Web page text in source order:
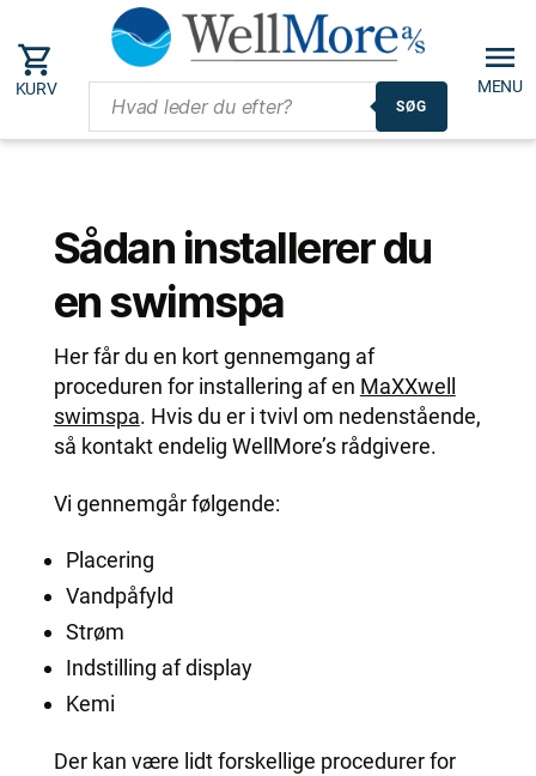
SØG
KURV MENU
Sådan installerer du
en swimspa
Her får du en kort gennemgang af
proceduren for installering af en MaXXwell
swimspa. Hvis du er i tvivl om nedenstående,
så kontakt endelig WellMore’s rådgivere.
Vi gennemgår følgende:
Placering
Vandpåfyld
Strøm
Indstilling af display
Kemi
Der kan være lidt forskellige procedurer for